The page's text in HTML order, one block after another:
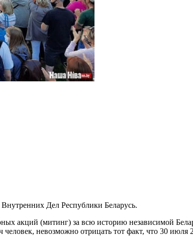
Дел Республики Беларусь.
акций (митинг) за всю историю независимой
невозможно отрицать тот факт, что 30 июля